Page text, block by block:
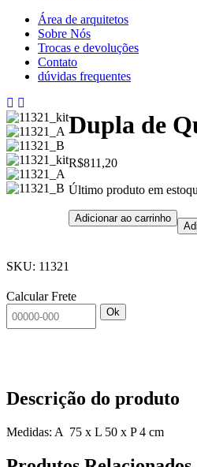
Área de arquitetos
Sobre Nós
Trocas e devoluções
Contato
dúvidas frequentes
Dupla de
R$811,20
Último produto em
Adicionar ao carrinho
SKU: 11321
Calcular Frete
Ok
Descrição do produto
Medidas: A 75 x L 50 x P 4 cm